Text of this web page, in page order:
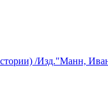
/Изд."Манн,